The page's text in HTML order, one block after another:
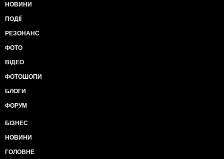
НОВИНИ
ПОДІЇ
РЕЗОНАНС
ФОТО
ВІДЕО
ФОТОШОПИ
БЛОГИ
ФОРУМ
БІЗНЕС
НОВИНИ
ГОЛОВНЕ